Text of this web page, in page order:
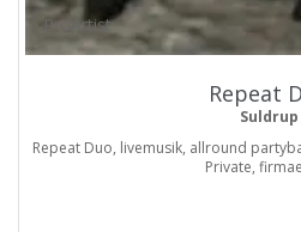
ProArtist
Repeat
Suldrup
Repeat Duo, livemusik, allround
Private,